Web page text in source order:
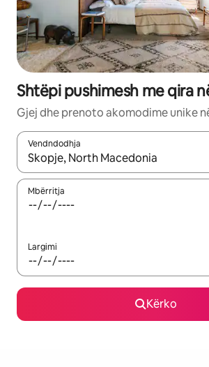
Shtëpi pushimesh me qira
Gjej dhe prenoto akomodime unike
Vendndodhja
Kur rezultatet të jenë të
Mbërritja
Largimi
Kërko